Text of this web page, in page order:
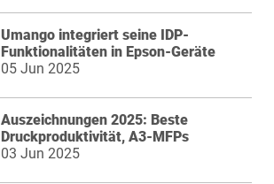
Umango integriert seine IDP-
Funktionalitäten in Epson-Geräte
05 Jun 2025
Auszeichnungen 2025: Beste
Druckproduktivität, A3-MFPs
03 Jun 2025